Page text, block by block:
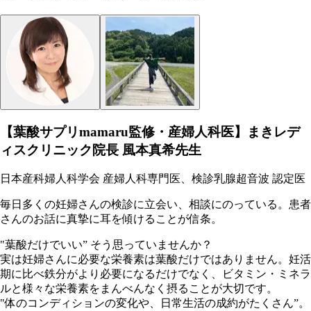
【葉酸サプリmamaru監修・産婦人科医】まきレデ
ィスクリニック院長 風本真希先生
日本産科婦人科学会 産婦人科専門医、検診乳腺超音波 認定医
毎日多くの妊婦さんの検診に立会い、相談にのっている。患者
さんのお話に真摯に耳を傾けることが信条。
"葉酸だけでいい” そう思っていませんか？
実は妊婦さんに必要な栄養素は葉酸だけではありません。妊活
期に比べ鉄分がより必要になるだけでなく、ビタミン・ミネラ
ルと様々な栄養素をまんべんなく摂ることが大切です。
"体のコンディションの変化や、日常生活の成約がたくさん”。